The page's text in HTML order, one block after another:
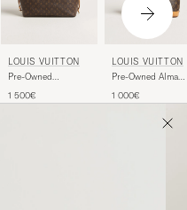
LOUIS VUITTON
Pre-Owned
Monogram
1 500€
LOUIS VUITTON
Pre-Owned Alma
1 000€